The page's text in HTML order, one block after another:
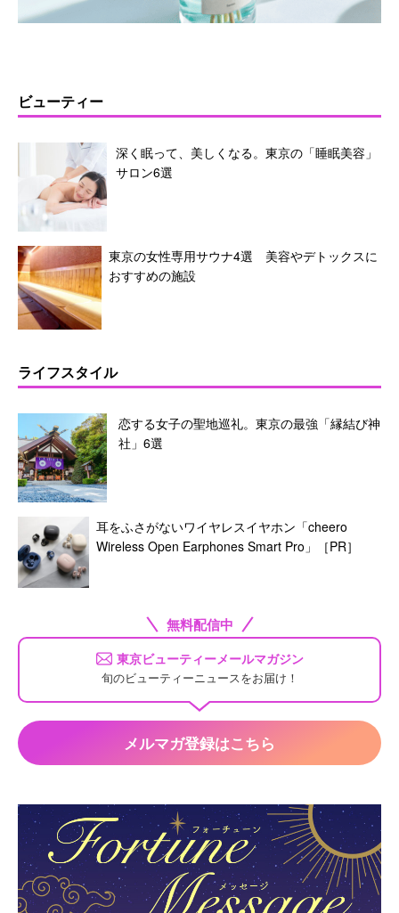
ビューティー
深く眠って、美しくなる。東京の「睡眠美容」
サロン6選
東京の女性専用サウナ4選 美容やデトックスに
おすすめの施設
ライフスタイル
恋する女子の聖地巡礼。東京の最強「縁結び神
社」6選
耳をふさがないワイヤレスイヤホン「cheero
Wireless Open Earphones Smart Pro」［PR］
無料配信中
東京ビューティーメールマガジン
旬のビューティーニュースをお届け！
メルマガ登録はこちら